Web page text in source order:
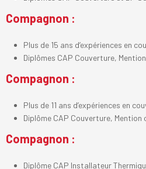
Compagnon :
Plus de 15 ans d’expériences en
Diplômes CAP Couverture,
Compagnon :
Plus de 11 ans d’expériences en
Diplôme CAP Couverture,
Compagnon :
Diplôme CAP Installateur